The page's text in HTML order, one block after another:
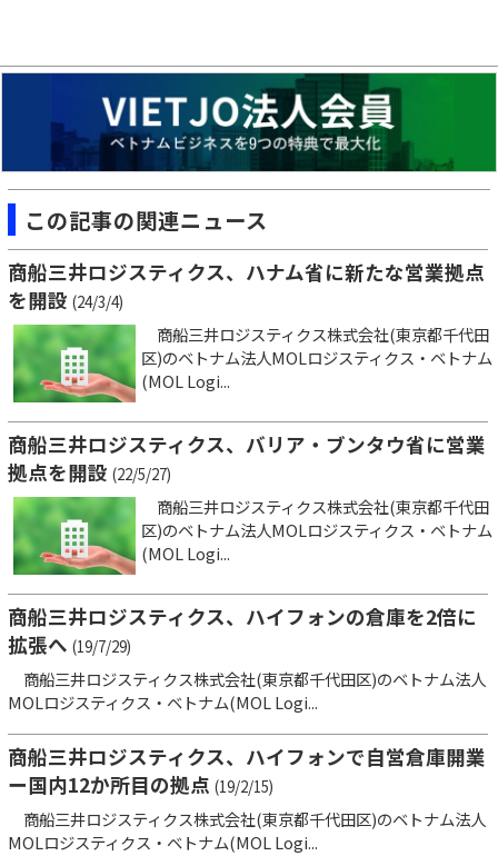
この記事の関連ニュース
商船三井ロジスティクス、ハナム省に新たな営業拠点
を開設 (24/3/4)
商船三井ロジスティクス株式会社(東京都千代田
区)のベトナム法人MOLロジスティクス・ベトナム
(MOL Logi...
商船三井ロジスティクス、バリア・ブンタウ省に営業
拠点を開設 (22/5/27)
商船三井ロジスティクス株式会社(東京都千代田
区)のベトナム法人MOLロジスティクス・ベトナム
(MOL Logi...
商船三井ロジスティクス、ハイフォンの倉庫を2倍に
拡張へ (19/7/29)
商船三井ロジスティクス株式会社(東京都千代田区)のベトナム法人
MOLロジスティクス・ベトナム(MOL Logi...
商船三井ロジスティクス、ハイフォンで自営倉庫開業
ー国内12か所目の拠点 (19/2/15)
商船三井ロジスティクス株式会社(東京都千代田区)のベトナム法人
MOLロジスティクス・ベトナム(MOL Logi...